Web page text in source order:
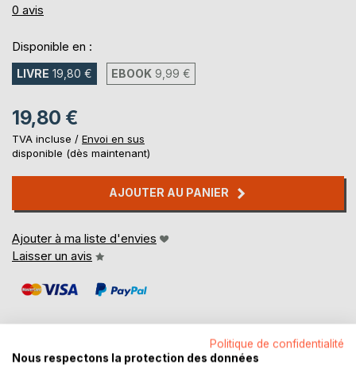
0%
0 avis
Disponible en :
LIVRE 19,80 € EBOOK 9,99 €
19,80 €
TVA incluse / Envoi en sus
disponible (dès maintenant)
AJOUTER AU PANIER
Ajouter à ma liste d'envies
Laisser un avis
Politique de confidentialité
Nous respectons la protection des données